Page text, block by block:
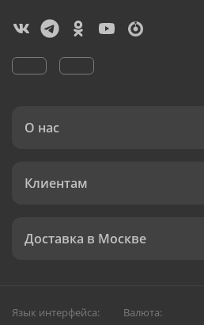
О нас
Клиентам
Доставка в Москве
Язык интерфейса: Валюта: